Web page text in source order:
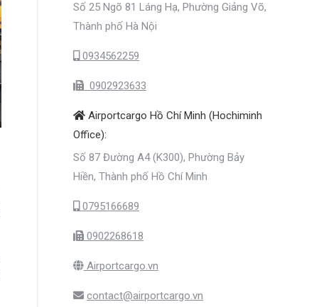
Số 25 Ngõ 81 Láng Hạ, Phường Giảng Võ,
Thành phố Hà Nội
0934562259
0902923633
Airportcargo Hồ Chí Minh (Hochiminh
Office):
Số 87 Đường A4 (K300), Phường Bảy
Hiền, Thành phố Hồ Chí Minh
0795166689
0902268618
Airportcargo.vn
contact@airportcargo.vn